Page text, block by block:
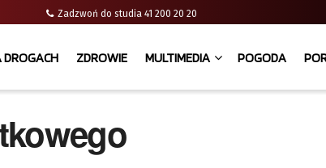
MHz Zadzwoń do studia 41 200 20 20
DROGACH ZDROWIE MULTIMEDIA POGODA